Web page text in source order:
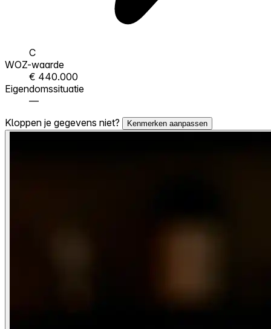
C
WOZ-waarde
€ 440.000
Eigendomssituatie
—
Kloppen je gegevens niet?
Kenmerken aanpassen